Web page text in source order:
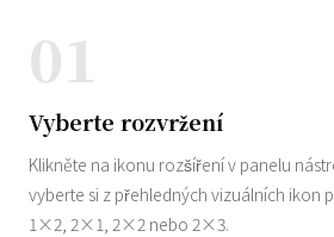
01
Vyberte rozvržení
Klikněte na ikonu rozšíření v panelu
vyberte si z přehledných vizuálních ikon
1×2, 2×1, 2×2 nebo 2×3.